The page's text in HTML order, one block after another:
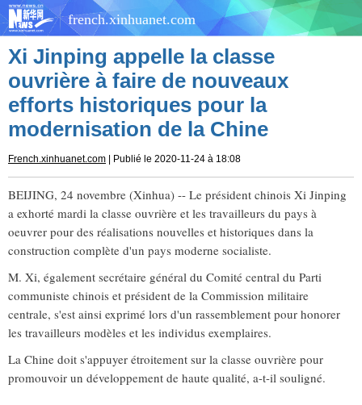
french.xinhuanet.com
Xi Jinping appelle la classe
ouvrière à faire de nouveaux
efforts historiques pour la
modernisation de la Chine
French.xinhuanet.com | Publié le 2020-11-24 à 18:08
BEIJING, 24 novembre (Xinhua) -- Le président chinois Xi Jinping
a exhorté mardi la classe ouvrière et les travailleurs du pays à
oeuvrer pour des réalisations nouvelles et historiques dans la
construction complète d'un pays moderne socialiste.
M. Xi, également secrétaire général du Comité central du Parti
communiste chinois et président de la Commission militaire
centrale, s'est ainsi exprimé lors d'un rassemblement pour honorer
les travailleurs modèles et les individus exemplaires.
La Chine doit s'appuyer étroitement sur la classe ouvrière pour
promouvoir un développement de haute qualité, a-t-il souligné.